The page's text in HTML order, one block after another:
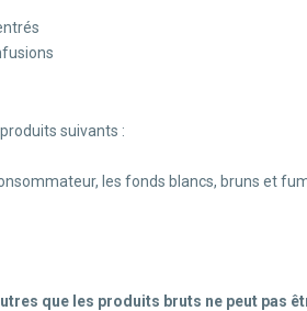
suivants :
les fonds blancs, bruns et
que les produits bruts ne peut pas